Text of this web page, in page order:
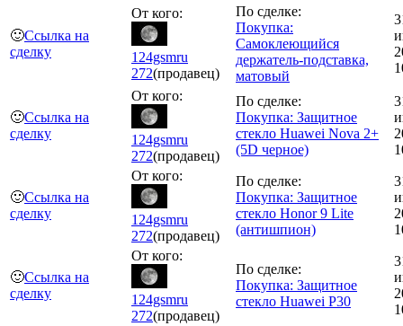
🙂Ссылка на
сделку
От кого:
124gsmru
272(продавец)
По сделке:
Покупка:
Самоклеющийся
держатель-подставка,
матовый
🙂Ссылка на
сделку
От кого:
124gsmru
272(продавец)
По сделке:
Покупка: Защитное
стекло Huawei Nova 2+
(5D черное)
🙂Ссылка на
сделку
От кого:
124gsmru
272(продавец)
По сделке:
Покупка: Защитное
стекло Honor 9 Lite
(антишпион)
🙂Ссылка на
сделку
От кого:
124gsmru
272(продавец)
По сделке:
Покупка: Защитное
стекло Huawei P30